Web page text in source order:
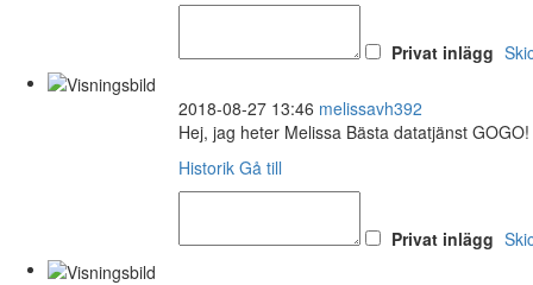
Privat inlägg
2018-08-27 13:46 melissavh392
Hej, jag heter Melissa Bästa datatjänst GOGO!
Historik Gå till
Privat inlägg